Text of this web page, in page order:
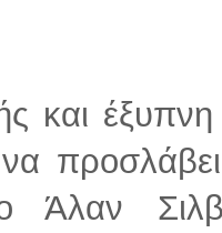
και έξυπνη
Άλαν